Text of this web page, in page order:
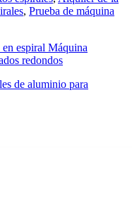
, Prueba de máquina
espiral Máquina
redondos
de aluminio para